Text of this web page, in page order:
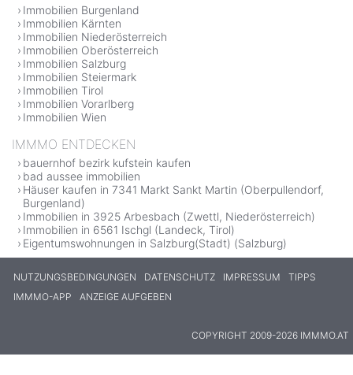
Immobilien Burgenland
Immobilien Kärnten
Immobilien Niederösterreich
Immobilien Oberösterreich
Immobilien Salzburg
Immobilien Steiermark
Immobilien Tirol
Immobilien Vorarlberg
Immobilien Wien
IMMMO ENTDECKEN
bauernhof bezirk kufstein kaufen
bad aussee immobilien
Häuser kaufen in 7341 Markt Sankt Martin (Oberpullendorf,
Burgenland)
Immobilien in 3925 Arbesbach (Zwettl, Niederösterreich)
Immobilien in 6561 Ischgl (Landeck, Tirol)
Eigentumswohnungen in Salzburg(Stadt) (Salzburg)
NUTZUNGSBEDINGUNGEN DATENSCHUTZ IMPRESSUM
TIPPS
IMMMO-APP
ANZEIGE AUFGEBEN
COPYRIGHT 2009-2026 IMMMO.AT